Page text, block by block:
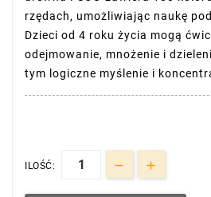
rzędach, umożliwiając naukę
Dzieci od 4 roku życia mogą
odejmowanie, mnożenie i
tym logiczne myślenie i
ILOŚĆ: